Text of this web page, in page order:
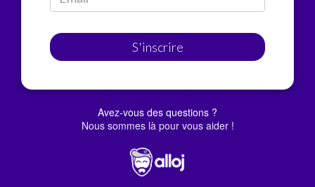
S'inscrire
Avez-vous des questions ?
Nous sommes là pour vous aider !